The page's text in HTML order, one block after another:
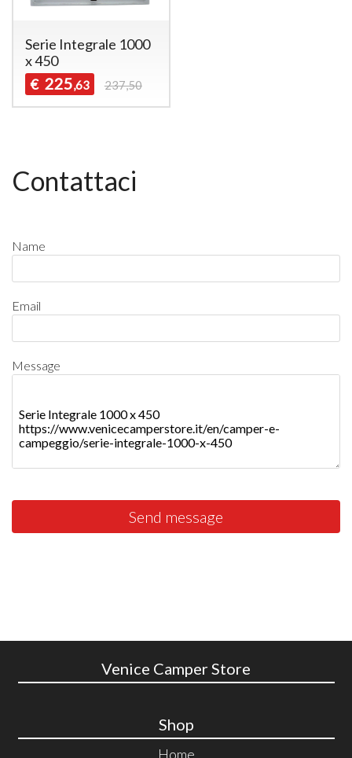
Serie Integrale 1000
x 450
€ 225,63 237,50
Contattaci
Name
Email
Message
Send message
Venice Camper Store
Shop
Home